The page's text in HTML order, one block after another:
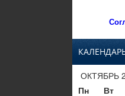
ОКТЯБРЬ
Пн
Вт